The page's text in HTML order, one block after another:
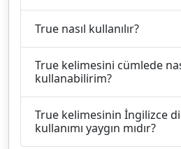
True nasıl kullanılır?
True kelimesini cümlede
kullanabilirim?
True kelimesinin İngilizce
kullanımı yaygın mıdır?